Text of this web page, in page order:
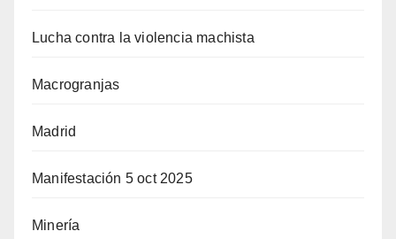
Lucha contra la violencia machista
Macrogranjas
Madrid
Manifestación 5 oct 2025
Minería